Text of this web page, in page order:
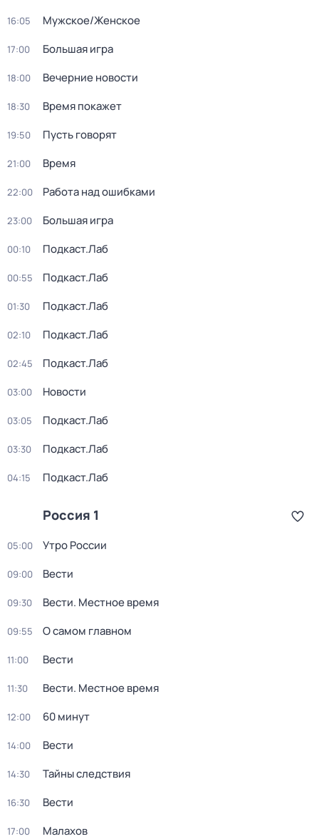
16:05 Мужское/Женское
17:00 Большая игра
18:00 Вечерние новости
18:30 Время покажет
19:50 Пусть говорят
21:00 Время
22:00 Работа над ошибками
23:00 Большая игра
00:10 Подкаст.Лаб
00:55 Подкаст.Лаб
01:30 Подкаст.Лаб
02:10 Подкаст.Лаб
02:45 Подкаст.Лаб
03:00 Новости
03:05 Подкаст.Лаб
03:30 Подкаст.Лаб
04:15 Подкаст.Лаб
Россия 1
05:00 Утро России
09:00 Вести
09:30 Вести. Местное время
09:55 О самом главном
11:00 Вести
11:30 Вести. Местное время
12:00 60 минут
14:00 Вести
14:30 Тайны следствия
16:30 Вести
17:00 Малахов